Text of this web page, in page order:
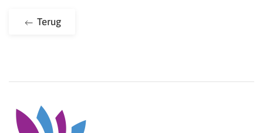
Terug